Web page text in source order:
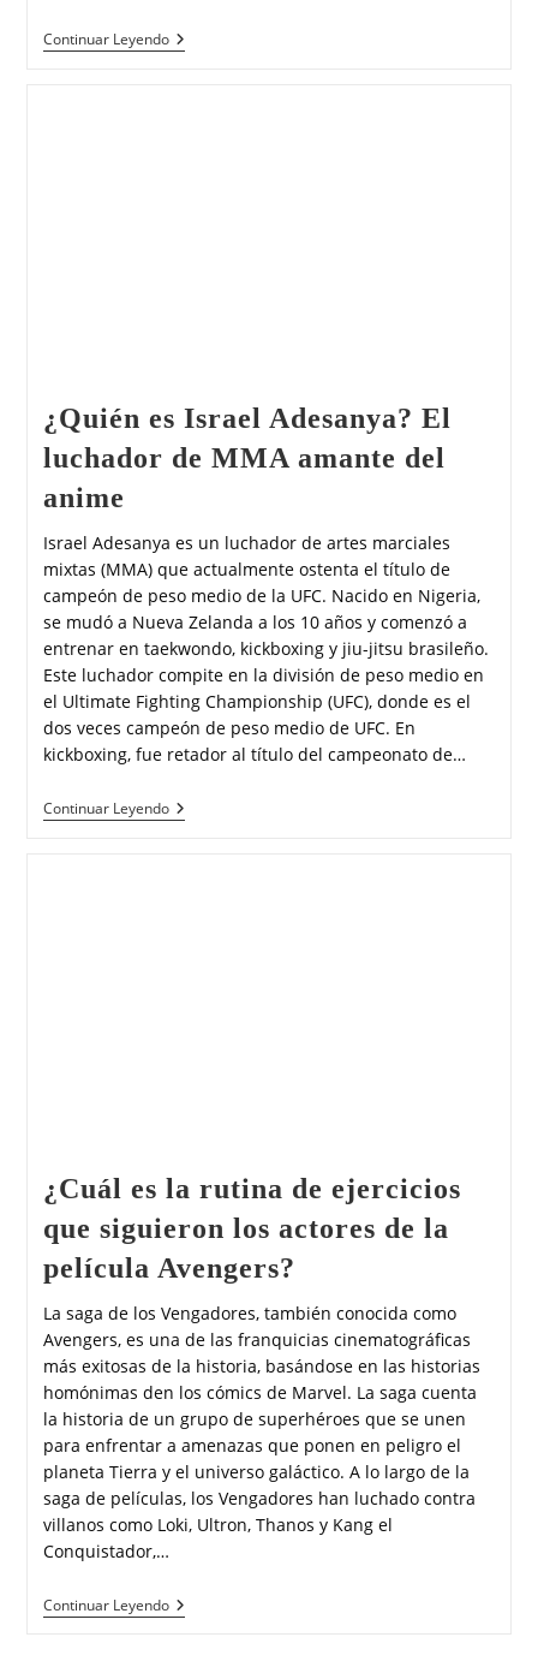
Continuar Leyendo
¿Quién es Israel Adesanya? El
luchador de MMA amante del
anime
Israel Adesanya es un luchador de artes marciales
mixtas (MMA) que actualmente ostenta el título de
campeón de peso medio de la UFC. Nacido en Nigeria,
se mudó a Nueva Zelanda a los 10 años y comenzó a
entrenar en taekwondo, kickboxing y jiu-jitsu brasileño.
Este luchador compite en la división de peso medio en
el Ultimate Fighting Championship (UFC), donde es el
dos veces campeón de peso medio de UFC. En
kickboxing, fue retador al título del campeonato de…
Continuar Leyendo
¿Cuál es la rutina de ejercicios
que siguieron los actores de la
película Avengers?
La saga de los Vengadores, también conocida como
Avengers, es una de las franquicias cinematográficas
más exitosas de la historia, basándose en las historias
homónimas den los cómics de Marvel. La saga cuenta
la historia de un grupo de superhéroes que se unen
para enfrentar a amenazas que ponen en peligro el
planeta Tierra y el universo galáctico. A lo largo de la
saga de películas, los Vengadores han luchado contra
villanos como Loki, Ultron, Thanos y Kang el
Conquistador,…
Continuar Leyendo